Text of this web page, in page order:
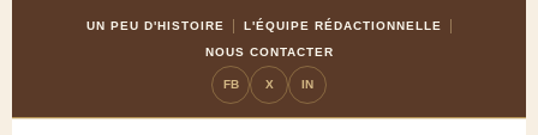
UN PEU D'HISTOIRE
L'ÉQUIPE RÉDACTIONNELLE
NOUS CONTACTER
FB X IN